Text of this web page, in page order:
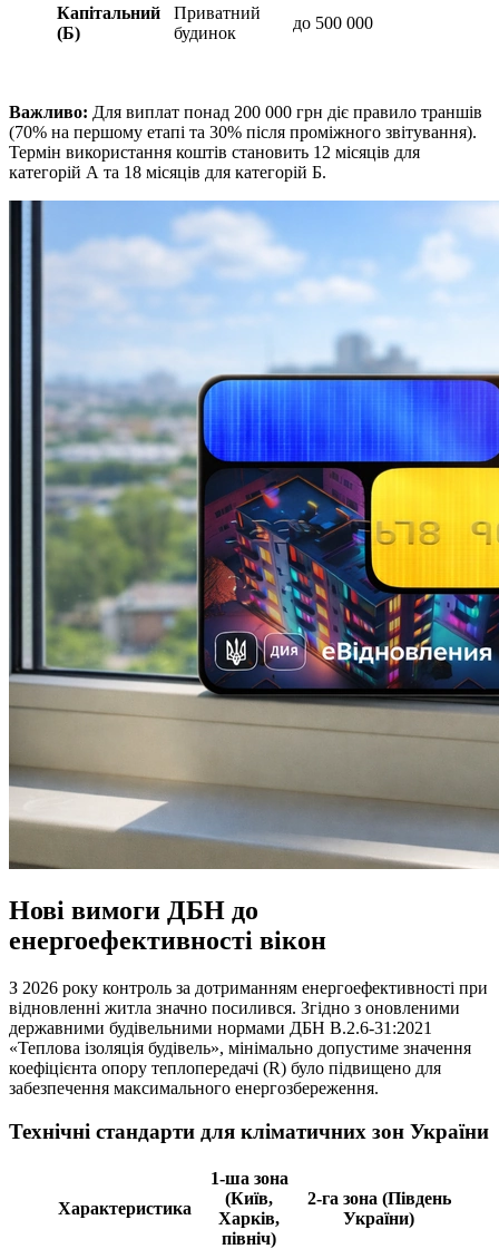
Капітальний
(Б)
Приватний
будинок
до 500 000
Важливо: Для виплат понад 200 000 грн діє правило траншів
(70% на першому етапі та 30% після проміжного звітування).
Термін використання коштів становить 12 місяців для
категорій А та 18 місяців для категорій Б.
Нові вимоги ДБН до
енергоефективності вікон
З 2026 року контроль за дотриманням енергоефективності при
відновленні житла значно посилився. Згідно з оновленими
державними будівельними нормами ДБН В.2.6-31:2021
«Теплова ізоляція будівель», мінімально допустиме значення
коефіцієнта опору теплопередачі (R) було підвищено для
забезпечення максимального енергозбереження.
Технічні стандарти для кліматичних зон України
Характеристика
1-ша зона
(Київ,
Харків,
північ)
2-га зона (Південь
України)